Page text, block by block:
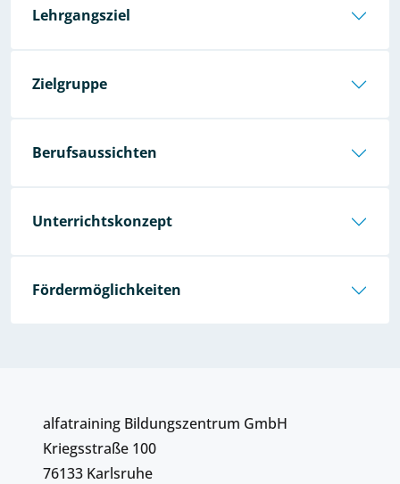
Lehrgangsziel
Zielgruppe
Berufsaussichten
Unterrichtskonzept
Fördermöglichkeiten
alfatraining Bildungszentrum GmbH
Kriegsstraße 100
76133 Karlsruhe